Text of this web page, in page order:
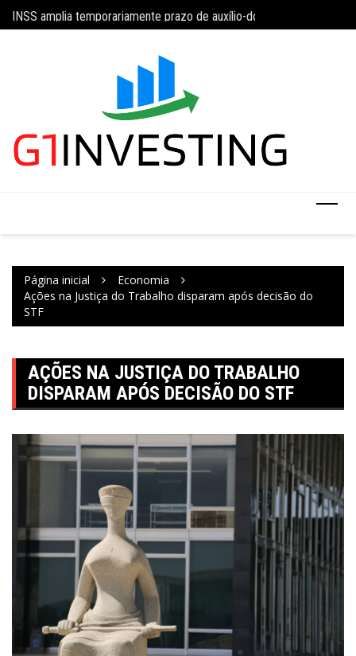
para
5×2 com limite de 40 horas semanais
INSS amplia temporariamente prazo de auxílio-doença sem perícia;
Página inicial
Economia
Ações na Justiça do Trabalho disparam após decisão do
STF
AÇÕES NA JUSTIÇA DO TRABALHO
DISPARAM APÓS DECISÃO DO STF